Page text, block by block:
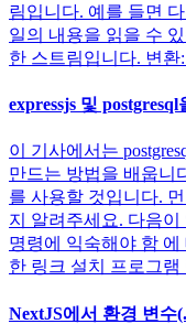
림입니다. 예를 들면 다
일의 내용을 읽을 수
한 스트림입니다. 변
expressjs 및
이 기사에서는
만드는 방법을 배웁니
를 사용할 것입니다.
지 알려주세요. 다음
명령에 익숙해야 함
한 링크 설치 프로그램
NextJS에서 환경 변수